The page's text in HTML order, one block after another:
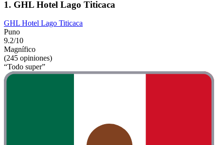
1. GHL Hotel Lago Titicaca
GHL Hotel Lago Titicaca
Puno
9.2/10
Magnífico
(245 opiniones)
“Todo super”